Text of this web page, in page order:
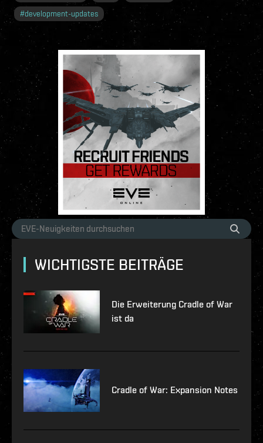
#development-updates
WICHTIGSTE BEITRÄGE
Die Erweiterung Cradle of War
ist da
Cradle of War: Expansion Notes